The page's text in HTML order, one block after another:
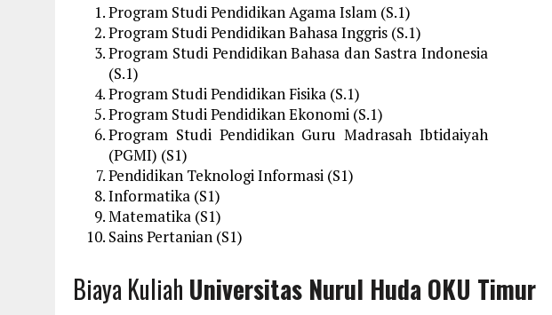
Program Studi Pendidikan Agama Islam (S.1)
Program Studi Pendidikan Bahasa Inggris (S.1)
Program Studi Pendidikan Bahasa dan Sastra Indonesia
(S.1)
Program Studi Pendidikan Fisika (S.1)
Program Studi Pendidikan Ekonomi (S.1)
Program Studi Pendidikan Guru Madrasah Ibtidaiyah
(PGMI) (S1)
Pendidikan Teknologi Informasi (S1)
Informatika (S1)
Matematika (S1)
Sains Pertanian (S1)
Biaya Kuliah Universitas Nurul Huda OKU Timur